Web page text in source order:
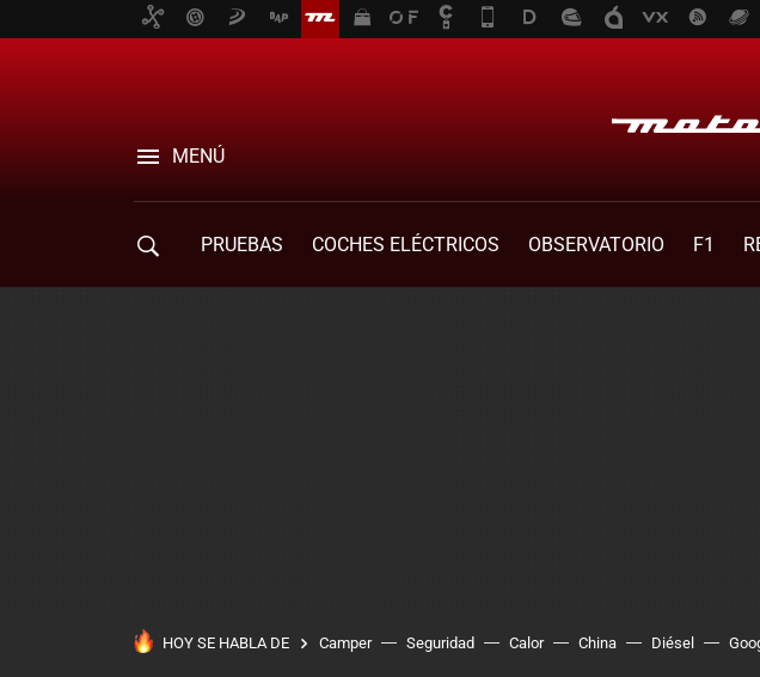
MENÚ
PRUEBAS COCHES ELÉCTRICOS OBSERVATORIO F1
HOY SE HABLA DE Camper Seguridad Calor China Diésel